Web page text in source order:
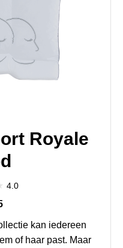
Royale
4.0
kan iedereen
of haar past. Maar